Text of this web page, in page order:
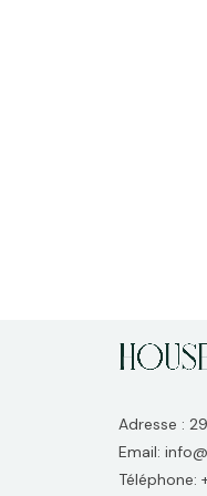
Adresse :
Email:
Téléphone: